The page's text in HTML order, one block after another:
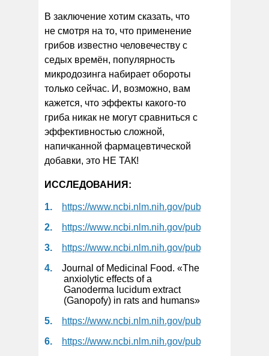
В заключение хотим сказать, что
не смотря на то, что применение
грибов известно человечеству с
седых времён, популярность
микродозинга набирает обороты
только сейчас. И, возможно, вам
кажется, что эффекты какого-то
гриба никак не могут сравниться с
эффективностью сложной,
напичканной фармацевтической
добавки, это НЕ ТАК!
ИССЛЕДОВАНИЯ:
https://www.ncbi.nlm.nih.gov/pubmed/29579058
https://www.ncbi.nlm.nih.gov/pubmed/29843190
https://www.ncbi.nlm.nih.gov/pubmed/26606591
Journal of Medicinal Food. «The
anxiolytic effects of a
Ganoderma lucidum extract
(Ganopofy) in rats and humans»
https://www.ncbi.nlm.nih.gov/pubmed/30835747
https://www.ncbi.nlm.nih.gov/pubmed/